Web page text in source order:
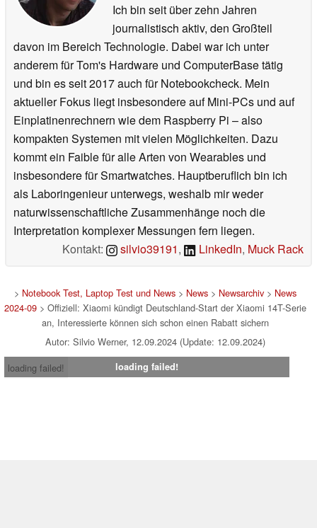
Ich bin seit über zehn Jahren
journalistisch aktiv, den Großteil
davon im Bereich Technologie. Dabei war ich unter
anderem für Tom's Hardware und ComputerBase tätig
und bin es seit 2017 auch für Notebookcheck. Mein
aktueller Fokus liegt insbesondere auf Mini-PCs und auf
Einplatinenrechnern wie dem Raspberry Pi – also
kompakten Systemen mit vielen Möglichkeiten. Dazu
kommt ein Faible für alle Arten von Wearables und
insbesondere für Smartwatches. Hauptberuflich bin ich
als Laboringenieur unterwegs, weshalb mir weder
naturwissenschaftliche Zusammenhänge noch die
Interpretation komplexer Messungen fern liegen.
Kontakt:
silvio39191, LinkedIn, Muck Rack
> Notebook Test, Laptop Test und News> News> Newsarchiv> News
2024-09> Offiziell: Xiaomi kündigt Deutschland-Start der Xiaomi 14T-Serie
an, Interessierte können sich schon einen Rabatt sichern
Autor: Silvio Werner, 12.09.2024 (Update: 12.09.2024)
loading failed!
loading failed!